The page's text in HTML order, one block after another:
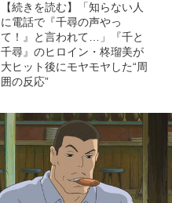
【続きを読む】「知らない人
に電話で『千尋の声やっ
て！』と言われて…」『千と
千尋』のヒロイン・柊瑠美が
大ヒット後にモヤモヤした“周
囲の反応”